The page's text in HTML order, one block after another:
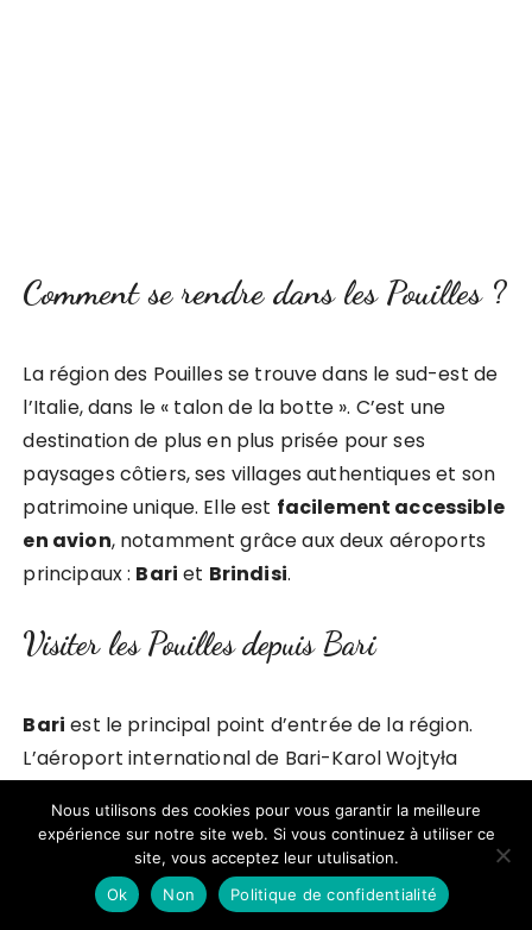
Comment se rendre dans les Pouilles ?
La région des Pouilles se trouve dans le sud-est de
l’Italie, dans le « talon de la botte ». C’est une
destination de plus en plus prisée pour ses
paysages côtiers, ses villages authentiques et son
patrimoine unique. Elle est facilement accessible
en avion, notamment grâce aux deux aéroports
principaux : Bari et Brindisi.
Visiter les Pouilles depuis Bari
Bari est le principal point d’entrée de la région.
L’aéroport international de Bari-Karol Wojtyła
villes françaises et européennes. Une fois arrivé, il
est possible de :
Nous utilisons des cookies pour vous garantir la meilleure
expérience sur notre site web. Si vous continuez à utiliser ce
site, vous acceptez leur utulisation.
Ok
Non Politique de confidentialité